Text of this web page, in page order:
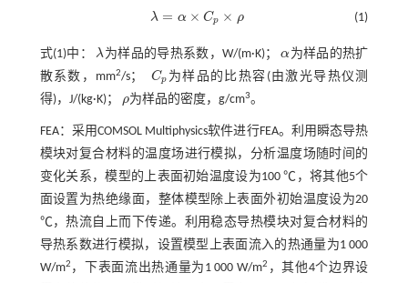
λ = α × Cp × ρ
λ= α× Cp ×ρ (1)
式(1)中： λ
λ 为样品的导热系数，W/(m·K)； α
α 为样品的热扩
散系数，mm2/s； Cp
Cp 为样品的比热容(由激光导热仪测
得)，J/(kg·K)；
ρ
ρ为样品的密度，g/cm3。
FEA：采用COMSOL Multiphysics软件进行FEA。利用瞬态导热
模块对复合材料的温度场进行模拟，分析温度场随时间的
变化关系，模型的上表面初始温度设为100 ℃，将其他5个
面设置为热绝缘面，整体模型除上表面外初始温度设为20
℃，热流自上而下传递。利用稳态导热模块对复合材料的
导热系数进行模拟，设置模型上表面流入的热通量为1 000
W/m2 ，下表面流出热通量为1 000 W/m2 ，其他4个边界设